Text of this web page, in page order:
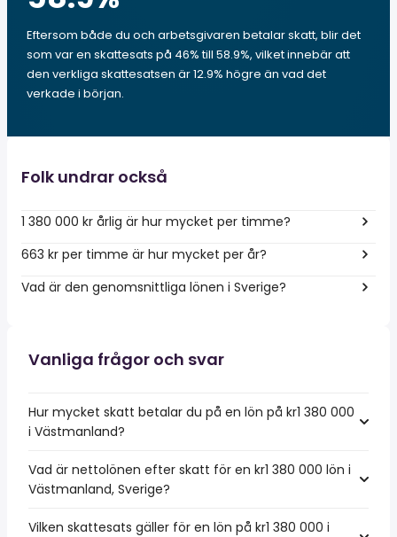
Eftersom både du och arbetsgivaren betalar skatt, blir det
som var en skattesats på 46% till 58.9%, vilket innebär att
den verkliga skattesatsen är 12.9% högre än vad det
verkade i början.
Folk undrar också
1 380 000 kr årlig är hur mycket per timme?
663 kr per timme är hur mycket per år?
Vad är den genomsnittliga lönen i Sverige?
Vanliga frågor och svar
Hur mycket skatt betalar du på en lön på kr1 380 000
i Västmanland?
Vad är nettolönen efter skatt för en kr1 380 000 lön i
Västmanland, Sverige?
Vilken skattesats gäller för en lön på kr1 380 000 i